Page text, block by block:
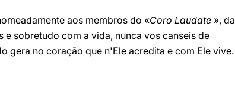
aos membros do «Coro Laudate », da
sobretudo com a vida, nunca vos canseis de
gera no coração que n'Ele acredita e com Ele vive.